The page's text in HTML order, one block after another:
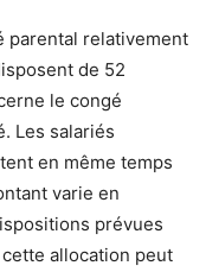
parental relativement
de 52
le congé
Les salariés
en même temps
varie en
prévues
allocation peut